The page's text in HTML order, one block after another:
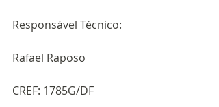
Responsável Técnico:
Rafael Raposo
CREF: 1785G/DF